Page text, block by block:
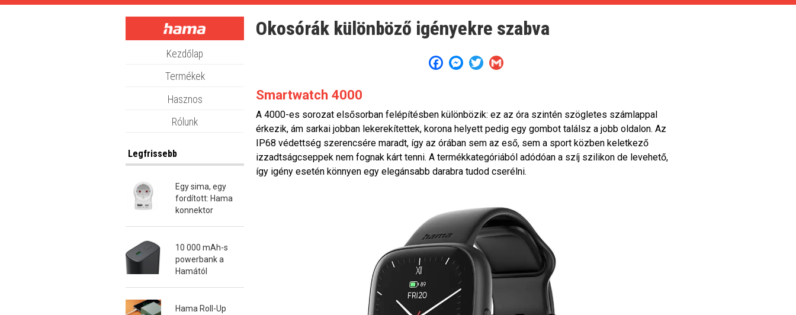
Skip
Kezdőlap
Termékek
Hasznos
Rólunk
Legfrissebb
Egy sima, egy
fordított: Hama
konnektor
10 000 mAh-s
powerbank a
Hamától
Hama Roll-Up
Okosórák különböző igényekre szabva
FacebookMessenger
Twitter
Smartwatch 4000
A 4000-es sorozat elsősorban felépítésben különbözik: ez az óra szintén szögletes számlappal
érkezik, ám sarkai jobban lekerekítettek, korona helyett pedig egy gombot találsz a jobb oldalon. Az
IP68 védettség szerencsére maradt, így az órában sem az eső, sem a sport közben keletkező
izzadtságcseppek nem fognak kárt tenni. A termékkategóriából adódóan a szíj szilikon de levehető,
így igény esetén könnyen egy elegánsabb darabra tudod cserélni.